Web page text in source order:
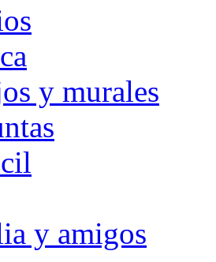
y murales
y amigos